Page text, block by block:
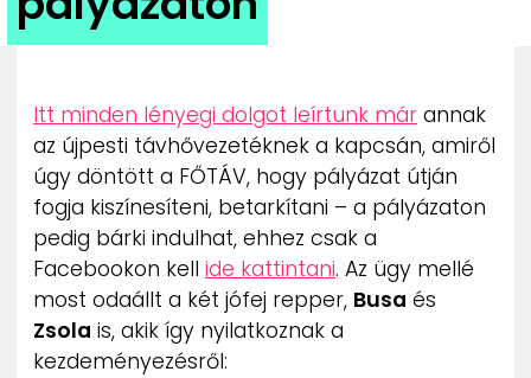
ZENE
IMPRESSZUM
PR-ARCHÍVUM
ADATKEZELÉSI TÁJÉKOZTATÓ
Itt minden lényegi dolgot leírtunk már annak
az újpesti távhővezetéknek a kapcsán, amiről
úgy döntött a FŐTÁV, hogy pályázat útján
fogja kiszínesíteni, betarkítani – a pályázaton
pedig bárki indulhat, ehhez csak a
Facebookon kell ide kattintani. Az ügy mellé
most odaállt a két jófej repper, Busa és
Zsola is, akik így nyilatkoznak a
kezdeményezésről: